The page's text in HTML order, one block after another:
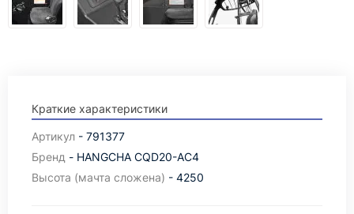
Краткие характеристики
Артикул - 791377
Бренд - HANGCHA CQD20-AC4
Высота (мачта сложена) - 4250